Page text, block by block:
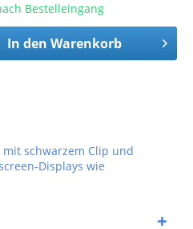
Bestelleingang
In den Warenkorb
schwarzem Clip und
Displays wie